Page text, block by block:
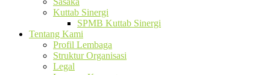
Kuttab Sinergi
SPMB Kuttab Sinergi
Tentang Kami
Profil Lembaga
Struktur Organisasi
Legal